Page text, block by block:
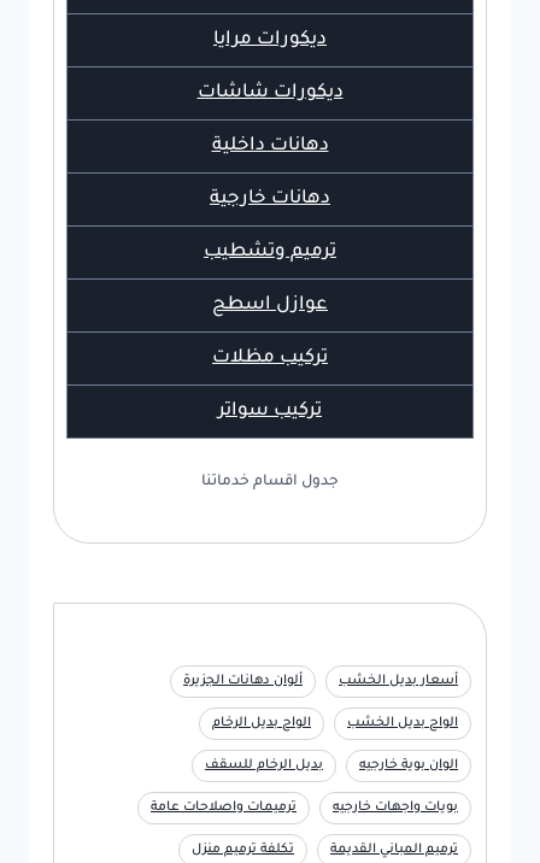
ديكورات مرايا
ديكورات شاشات
دهانات داخلية
دهانات خارجية
ترميم وتشطيب
عوازل اسطح
تركيب مظلات
تركيب سواتر
جدول اقسام خدماتنا
أسعار بديل الخشب ألوان دهانات الجزيرة
الواح بديل الخشب الواح بديل الرخام
الوان بوية خارجيه بديل الرخام للسقف
بويات واجهات خارجيه ترميمات واصلاحات عامة
ترميم المباني القديمة تكلفة ترميم منزل